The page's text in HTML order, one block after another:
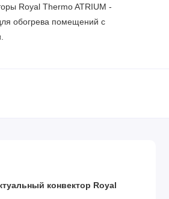
Royal Thermo ATRIUM -
обогрева помещений c
конвектор Royal